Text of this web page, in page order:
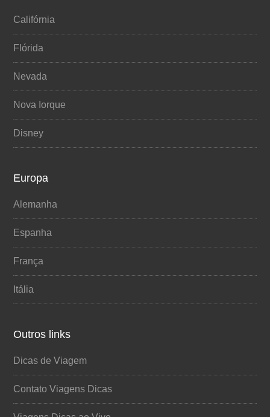
Califórnia
Flórida
Nevada
Nova Iorque
Disney
Europa
Alemanha
Espanha
França
Itália
Outros links
Dicas de Viagem
Contato Viagens Dicas